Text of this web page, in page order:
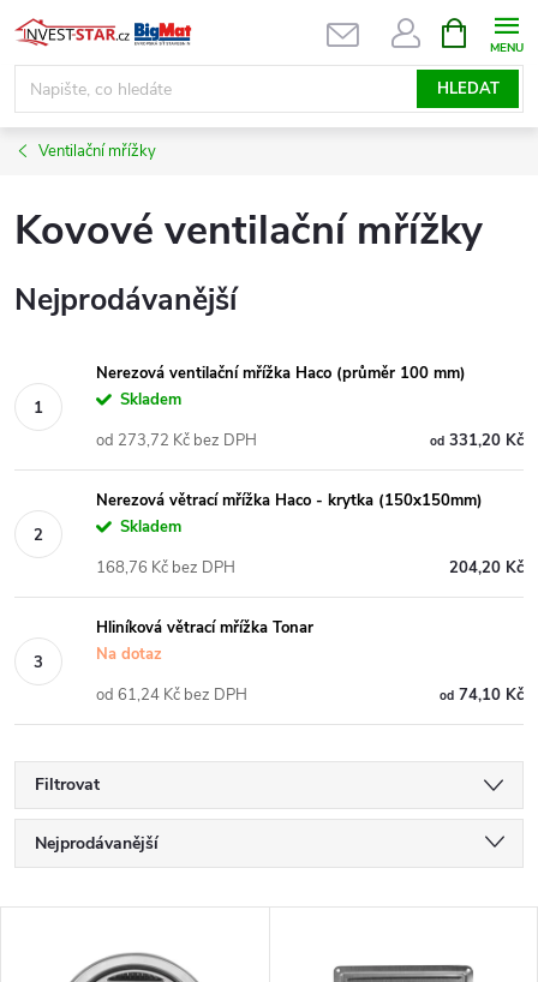
Přejít
na
obsah
HLEDAT
NÁKUPNÍ
KOŠÍK
Ventilační mřížky
Kovové ventilační mřížky
Nejprodávanější
Nerezová ventilační mřížka Haco (průměr 100 mm)
Skladem
od331,20 Kč
od 273,72 Kč bez DPH
Nerezová větrací mřížka Haco - krytka (150x150mm)
Skladem
204,20 Kč
168,76 Kč bez DPH
Hliníková větrací mřížka Tonar
Na dotaz
od74,10 Kč
od 61,24 Kč bez DPH
Filtrovat
Ř
a
Nejprodávanější